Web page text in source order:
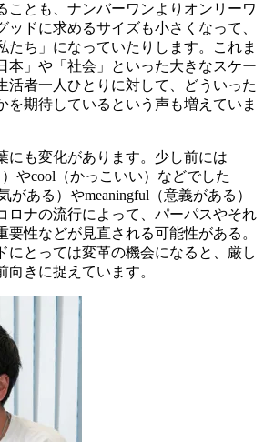
ことも、ナンバーワンよりオンリーワ
ッドに求めるサイズも小さくなって、
たち」になっていたりします。これま
本」や「社会」といった大きなスケー
活者一人ひとりに対して、どういった
を期待しているという声も増えていま
も変化があります。少し前には
やcool（かっこいい）などでした
がある）やmeaningful（意義がある）
ロナの流行によって、パーパスやそれ
要性などが見直される可能性がある。
にとっては変革の機会になると、厳し
きに捉えています。